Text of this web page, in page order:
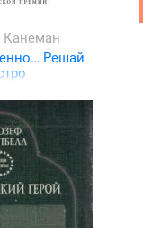
Канеман
Решай